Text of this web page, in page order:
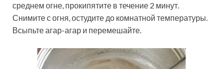
среднем огне, прокипятите в течение 2 минут.
Снимите с огня, остудите до комнатной температуры.
Всыпьте агар-агар и перемешайте.